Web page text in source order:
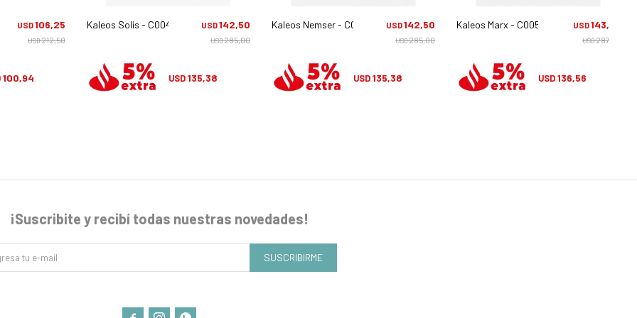
USD106,25
USD212,50
100,94
Kaleos Solis - C004 USD142,50
USD285,00
USD135,38
Kaleos Nemser - C003 USD142,50
USD285,00
USD135,38
Kaleos Marx - C005 USD143,75
USD287,50
USD136,56
¡Suscribite y recibí todas nuestras novedades!
SUSCRIBIRME